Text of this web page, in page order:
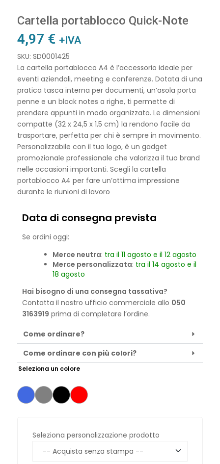
Cartella portablocco Quick-Note
4,97 € +IVA
SKU: SD0001425
La cartella portablocco A4 è l’accessorio ideale per
eventi aziendali, meeting e conferenze. Dotata di una
pratica tasca interna per documenti, un’asola porta
penne e un block notes a righe, ti permette di
prendere appunti in modo organizzato. Le dimensioni
compatte (32 x 24,5 x 1,5 cm) la rendono facile da
trasportare, perfetta per chi è sempre in movimento.
Personalizzabile con il tuo logo, è un gadget
promozionale professionale che valorizza il tuo brand
nelle occasioni importanti. Scegli la cartella
portablocco A4 per fare un’ottima impressione
durante le riunioni di lavoro
Data di consegna prevista
Se ordini oggi:
Merce neutra: tra il 11 agosto e il 12 agosto
Merce personalizzata: tra il 14 agosto e il
18 agosto
Hai bisogno di una consegna tassativa?
Contatta il nostro ufficio commerciale allo 050
3163919 prima di completare l’ordine.
Come ordinare?
Come ordinare con più colori?
Seleziona un colore
Seleziona personalizzazione prodotto